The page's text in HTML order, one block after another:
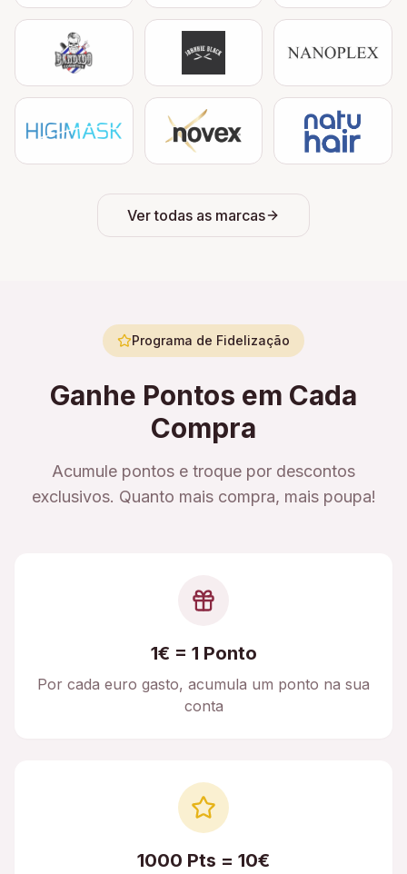
Ver todas as marcas
Programa de Fidelização
Ganhe Pontos em Cada
Compra
Acumule pontos e troque por descontos
exclusivos. Quanto mais compra, mais poupa!
1€ = 1 Ponto
Por cada euro gasto, acumula um ponto na sua
conta
1000 Pts = 10€